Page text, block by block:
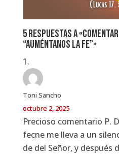
5 respuestas a
“Auméntanos la fe”»
Toni Sancho
octubre 2, 2025
Precioso comentario P.
fecne me lleva a un
de del Señor, y después